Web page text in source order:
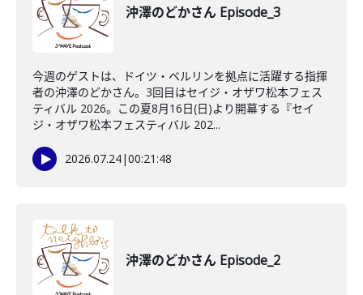
沖澤のどかさん Episode_3
今週のゲストは、ドイツ・ベルリンを拠点に活躍する指揮
者の沖澤のどかさん。3回目はセイジ・オザワ松本フェス
ティバル 2026。この夏8月16日(日)より開幕する『セイ
ジ・オザワ松本フェスティバル 202...
2026.07.24|00:21:48
沖澤のどかさん Episode_2